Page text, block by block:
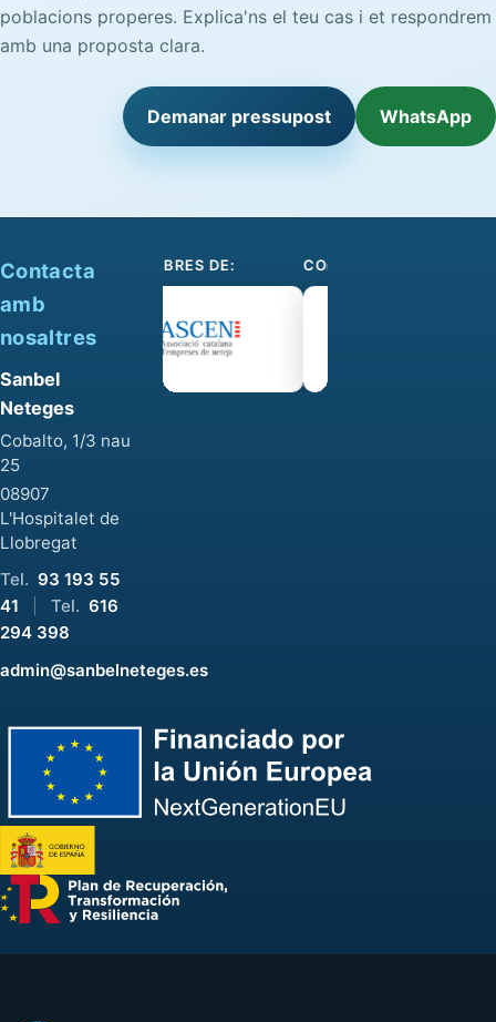
poblacions properes. Explica'ns el teu cas i et respondrem
amb una proposta clara.
Demanar pressupost WhatsApp
Contacta
amb
nosaltres
Sanbel
Neteges
Cobalto, 1/3 nau
25
08907
L'Hospitalet de
Llobregat
Tel. 93 193 55
41
Tel. 616
294 398
admin@sanbelneteges.es
SOM-SE MEMBRES DE: COL·LABOREM AMB: